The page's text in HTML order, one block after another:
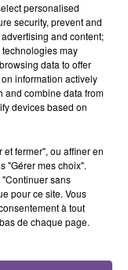
du refus du
Si vous
votre accord
personalised
security, prevent and
and content;
may
data to offer
information actively
and combine data from
devices based on
fermer", ou affiner en
"Gérer mes choix".
sans
pour ce site. Vous
à tout
de chaque page.